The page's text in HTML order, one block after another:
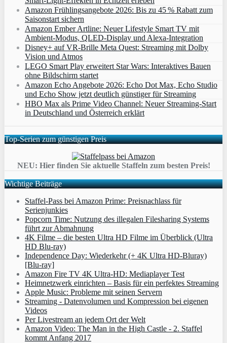
Amazon Frühlingsangebote 2026: Bis zu 45 % Rabatt zum
Saisonstart sichern
Amazon Ember Artline: Neuer Lifestyle Smart TV mit
Ambient‑Modus, QLED‑Display und Alexa‑Integration
Disney+ auf VR-Brille Meta Quest: Streaming mit Dolby
Vision und Atmos
LEGO Smart Play erweitert Star Wars: Interaktives Bauen
ohne Bildschirm startet
Amazon Echo Angebote 2026: Echo Dot Max, Echo Studio
und Echo Show jetzt deutlich günstiger für Streaming
HBO Max als Prime Video Channel: Neuer Streaming‑Start
in Deutschland und Österreich erklärt
Top-Serien zum günstigen Preis
NEU: Hier finden Sie aktuelle Staffeln zum besten Preis!
Wichtige Beiträge
Staffel-Pass bei Amazon Prime: Preisnachlass für
Serienjunkies
Popcorn Time: Nutzung des illegalen Filesharing Systems
führt zur Abmahnung
4K Filme – die besten Ultra HD Filme im Überblick (Ultra
HD Blu-ray)
Independence Day: Wiederkehr (+ 4K Ultra HD-Bluray)
[Blu-ray]
Amazon Fire TV 4K Ultra-HD: Mediaplayer Test
Heimnetzwerk einrichten – Basis für ein perfektes Streaming
Apple Music: Probleme mit seinen Servern
Streaming - Datenvolumen und Kompression bei eigenen
Videos
Per Livestream an jedem Ort der Welt
Amazon Video: The Man in the High Castle - 2. Staffel
kommt Anfang 2017